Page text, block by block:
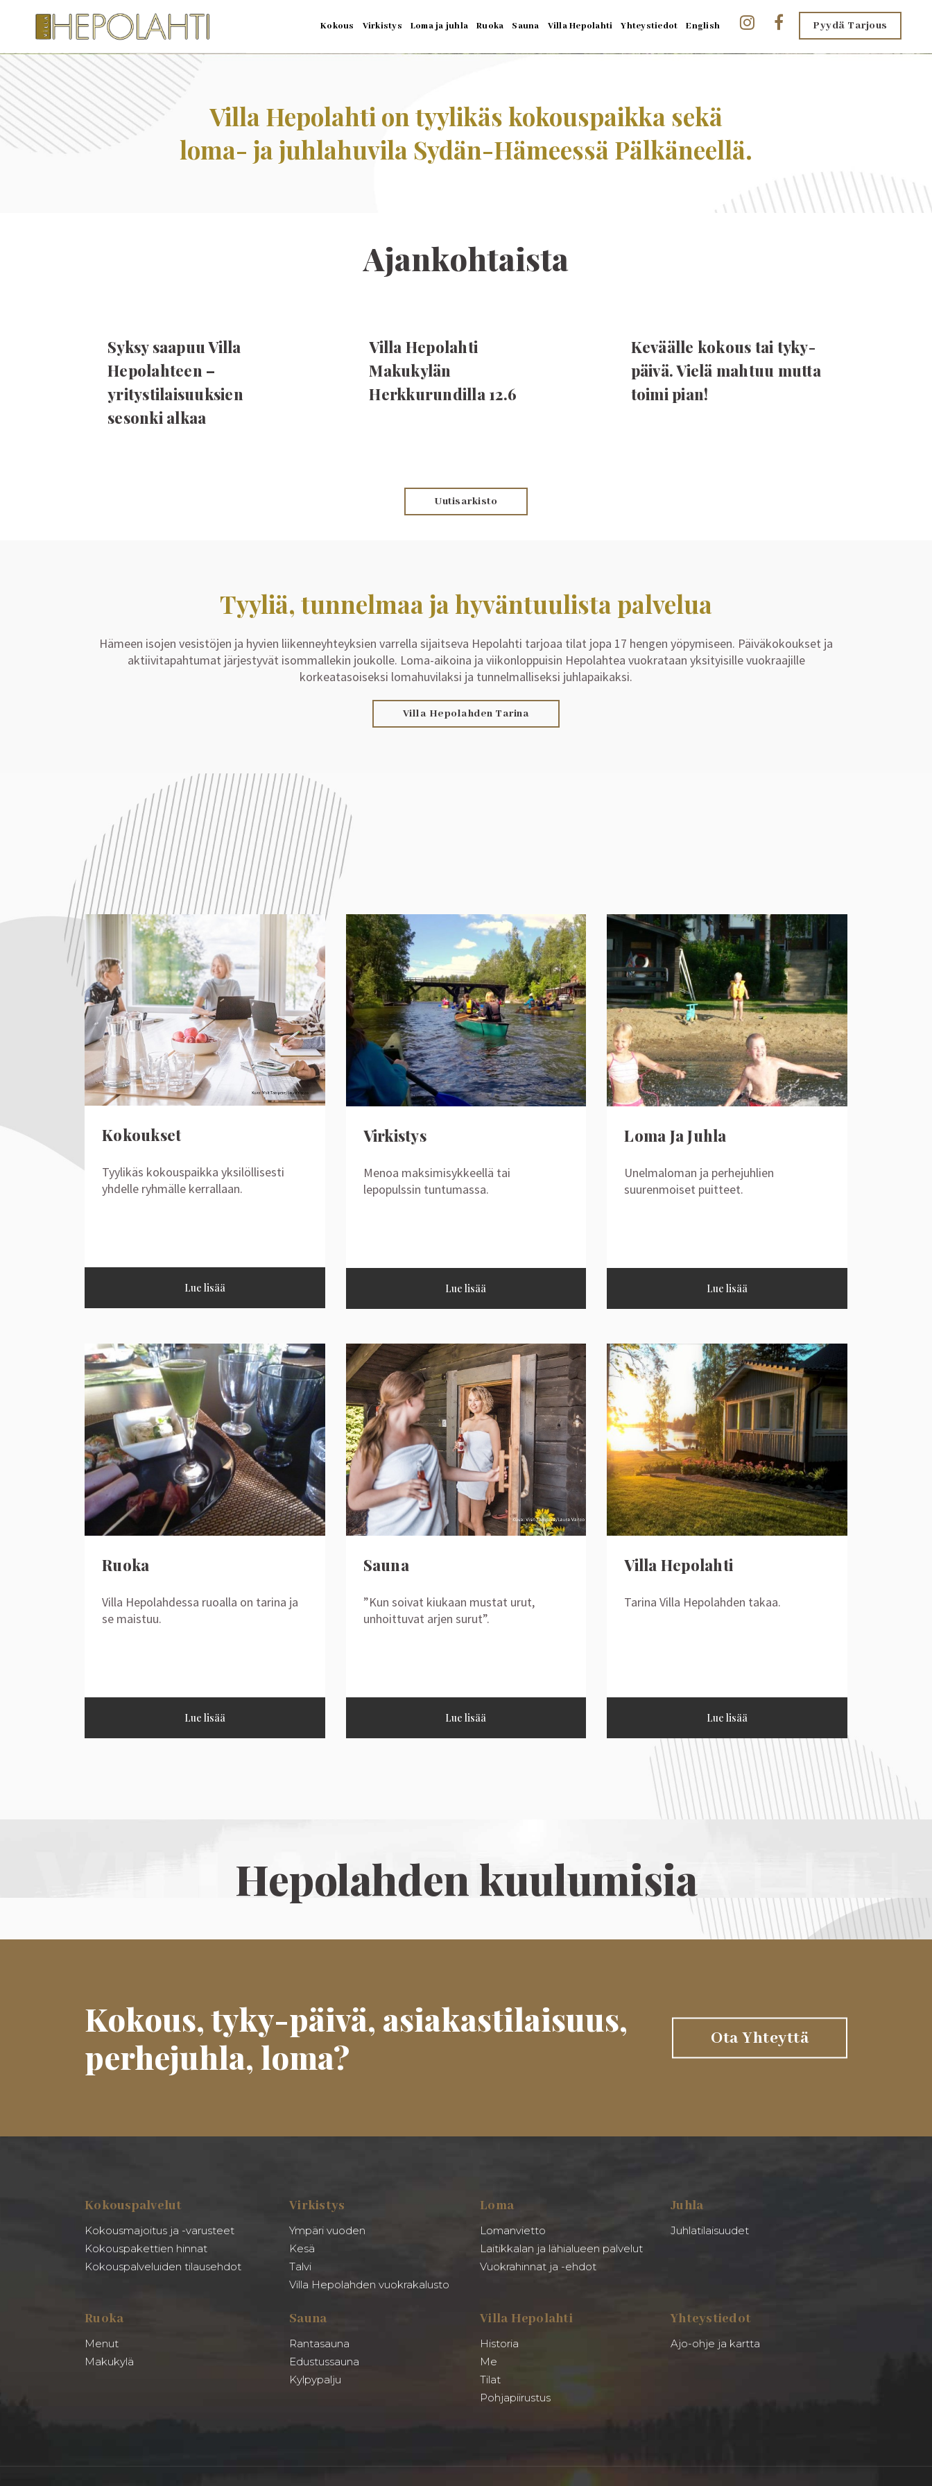
Pyydä Tarjous
Kokous Virkistys Loma ja juhla Ruoka Sauna Villa Hepolahti Yhteystiedot English
Villa Hepolahti on tyylikäs kokouspaikka sekä
loma- ja juhlahuvila Sydän-Hämeessä Pälkäneellä.
Ajankohtaista
Syksy saapuu Villa
Hepolahteen –
yritystilaisuuksien
sesonki alkaa
Villa Hepolahti
Makukylän
Herkkurundilla 12.6
Keväälle kokous tai tyky-
päivä. Vielä mahtuu mutta
toimi pian!
Uutisarkisto
Tyyliä, tunnelmaa ja hyväntuulista palvelua
Hämeen isojen vesistöjen ja hyvien liikenneyhteyksien varrella sijaitseva Hepolahti tarjoaa tilat jopa 17 hengen yöpymiseen. Päiväkokoukset ja
aktiivitapahtumat järjestyvät isommallekin joukolle. Loma-aikoina ja viikonloppuisin Hepolahtea vuokrataan yksityisille vuokraajille
korkeatasoiseksi lomahuvilaksi ja tunnelmalliseksi juhlapaikaksi.
Villa Hepolahden Tarina
Kokoukset
Tyylikäs kokouspaikka yksilöllisesti
yhdelle ryhmälle kerrallaan.
Lue lisää
Virkistys
Menoa maksimisykkeellä tai
lepopulssin tuntumassa.
Lue lisää
Loma Ja Juhla
Unelmaloman ja perhejuhlien
suurenmoiset puitteet.
Lue lisää
Ruoka
Villa Hepolahdessa ruoalla on tarina ja
se maistuu.
Lue lisää
Sauna
”Kun soivat kiukaan mustat urut,
unhoittuvat arjen surut”.
Lue lisää
Villa Hepolahti
Tarina Villa Hepolahden takaa.
Lue lisää
Hepolahden kuulumisia
Kokous, tyky-päivä, asiakastilaisuus,
perhejuhla, loma?
Ota Yhteyttä
Kokouspalvelut
Kokousmajoitus ja -varusteet
Kokouspakettien hinnat
Kokouspalveluiden tilausehdot
Ruoka
Menut
Makukylä
Virkistys
Ympäri vuoden
Kesä
Talvi
Villa Hepolahden vuokrakalusto
Sauna
Rantasauna
Edustussauna
Kylpypalju
Loma
Lomanvietto
Laitikkalan ja lähialueen palvelut
Vuokrahinnat ja -ehdot
Villa Hepolahti
Historia
Me
Tilat
Pohjapiirustus
Juhla
Juhlatilaisuudet
Yhteystiedot
Ajo-ohje ja kartta